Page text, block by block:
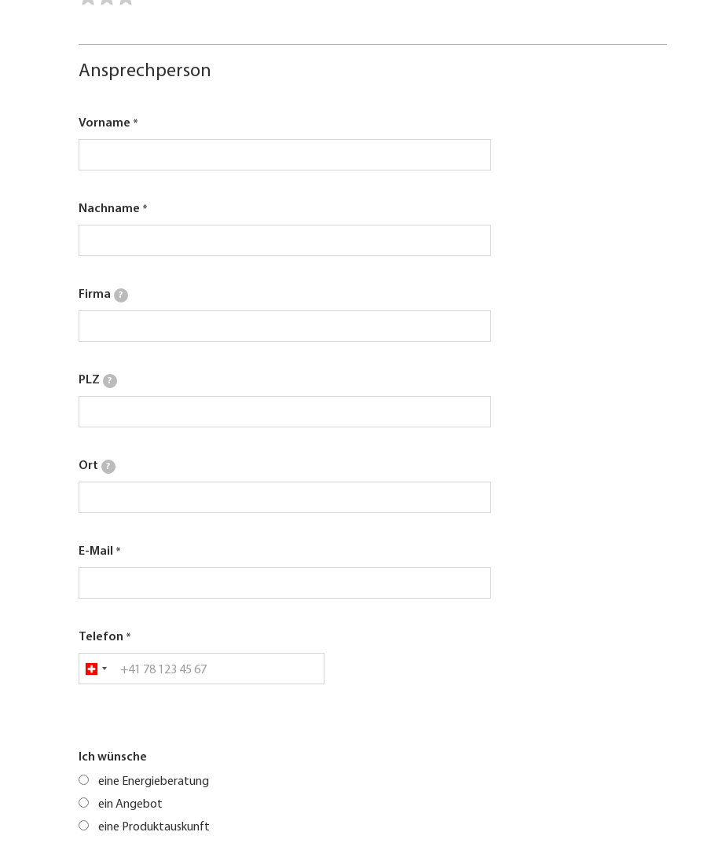
Ansprechperson
Vorname
Nachname
Firma ?
PLZ ?
Ort ?
E-Mail
Telefon
Ich wünsche
eine Energieberatung
ein Angebot
eine Produktauskunft